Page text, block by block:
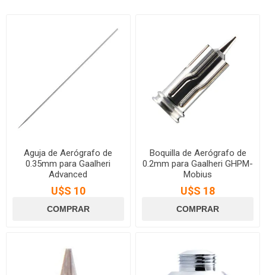
Aguja de Aerógrafo de
0.35mm para Gaalheri
Advanced
U$S 10
Boquilla de Aerógrafo de
0.2mm para Gaalheri GHPM-
Mobius
U$S 18